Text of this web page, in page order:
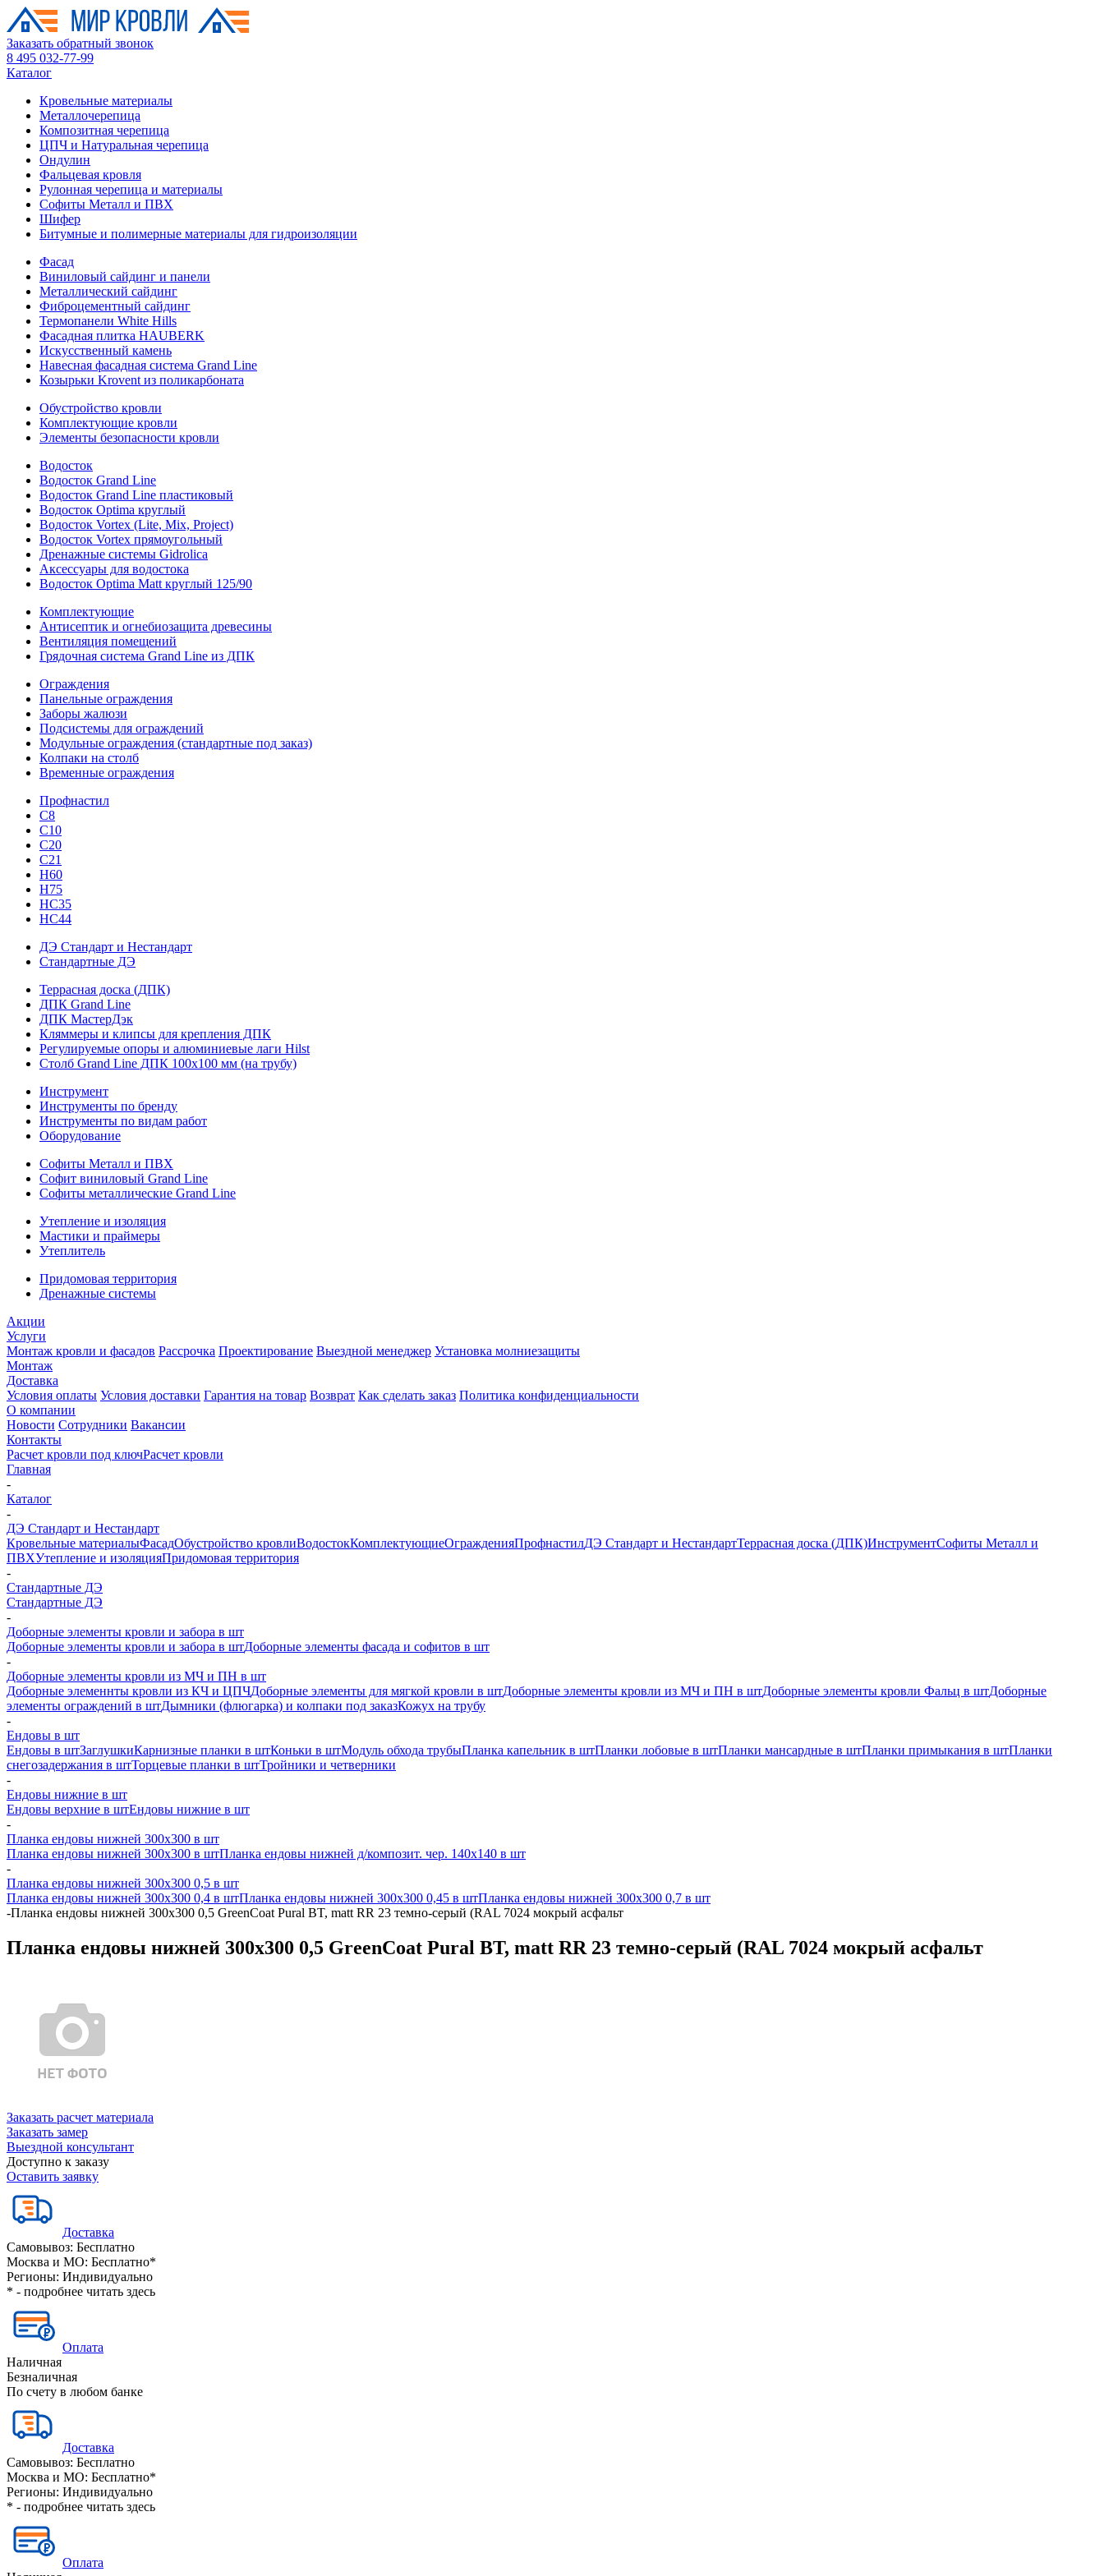
Заказать обратный звонок
8 495 032-77-99
Каталог
Кровельные материалы
Металлочерепица
Композитная черепица
ЦПЧ и Натуральная черепица
Ондулин
Фальцевая кровля
Рулонная черепица и материалы
Софиты Металл и ПВХ
Шифер
Битумные и полимерные материалы для гидроизоляции
Фасад
Виниловый сайдинг и панели
Металлический сайдинг
Фиброцементный сайдинг
Термопанели White Hills
Фасадная плитка HAUBERK
Искусственный камень
Навесная фасадная система Grand Line
Козырьки Krovent из поликарбоната
Обустройство кровли
Комплектующие кровли
Элементы безопасности кровли
Водосток
Водосток Grand Line
Водосток Grand Line пластиковый
Водосток Optima круглый
Водосток Vortex (Lite, Mix, Project)
Водосток Vortex прямоугольный
Дренажные системы Gidrolica
Аксессуары для водостока
Водосток Optima Matt круглый 125/90
Комплектующие
Антисептик и огнебиозащита древесины
Вентиляция помещений
Грядочная система Grand Line из ДПК
Ограждения
Панельные ограждения
Заборы жалюзи
Подсистемы для ограждений
Модульные ограждения (стандартные под заказ)
Колпаки на столб
Временные ограждения
Профнастил
С8
С10
С20
С21
H60
H75
HС35
НС44
ДЭ Стандарт и Нестандарт
Стандартные ДЭ
Террасная доска (ДПК)
ДПК Grand Line
ДПК МастерДэк
Кляммеры и клипсы для крепления ДПК
Регулируемые опоры и алюминиевые лаги Hilst
Столб Grand Line ДПК 100х100 мм (на трубу)
Инструмент
Инструменты по бренду
Инструменты по видам работ
Оборудование
Софиты Металл и ПВХ
Софит виниловый Grand Line
Софиты металлические Grand Line
Утепление и изоляция
Мастики и праймеры
Утеплитель
Придомовая территория
Дренажные системы
Акции
Услуги
Монтаж кровли и фасадов Рассрочка Проектирование Выездной менеджер Установка молниезащиты
Монтаж
Доставка
Условия оплаты Условия доставки Гарантия на товар Возврат Как сделать заказ Политика конфиденциальности
О компании
Новости Сотрудники Вакансии
Контакты
Расчет кровли под ключРасчет кровли
Главная
-
Каталог
-
ДЭ Стандарт и Нестандарт
Кровельные материалыФасадОбустройство кровлиВодостокКомплектующиеОгражденияПрофнастилДЭ Стандарт и НестандартТеррасная доска (ДПК)ИнструментСофиты Металл и
ПВХУтепление и изоляцияПридомовая территория
-
Стандартные ДЭ
Стандартные ДЭ
-
Доборные элементы кровли и забора в шт
Доборные элементы кровли и забора в штДоборные элементы фасада и софитов в шт
-
Доборные элементы кровли из МЧ и ПН в шт
Доборные элеменнты кровли из КЧ и ЦПЧДоборные элементы для мягкой кровли в штДоборные элементы кровли из МЧ и ПН в штДоборные элементы кровли Фальц в штДоборные
элементы ограждений в штДымники (флюгарка) и колпаки под заказКожух на трубу
-
Ендовы в шт
Ендовы в штЗаглушкиКарнизные планки в штКоньки в штМодуль обхода трубыПланка капельник в штПланки лобовые в штПланки мансардные в штПланки примыкания в штПланки
снегозадержания в штТорцевые планки в штТройники и четверники
-
Ендовы нижние в шт
Ендовы верхние в штЕндовы нижние в шт
-
Планка ендовы нижней 300х300 в шт
Планка ендовы нижней 300х300 в штПланка ендовы нижней д/композит. чер. 140х140 в шт
-
Планка ендовы нижней 300х300 0,5 в шт
Планка ендовы нижней 300х300 0,4 в штПланка ендовы нижней 300х300 0,45 в штПланка ендовы нижней 300х300 0,7 в шт
-Планка ендовы нижней 300х300 0,5 GreenCoat Pural BT, matt RR 23 темно-серый (RAL 7024 мокрый асфальт
Планка ендовы нижней 300х300 0,5 GreenCoat Pural BT, matt RR 23 темно-серый (RAL 7024 мокрый асфальт
Заказать расчет материала
Заказать замер
Выездной консультант
Доступно к заказу
Оставить заявку
Доставка
Самовывоз: Бесплатно
Москва и МО: Бесплатно*
Регионы: Индивидуально
* - подробнее читать здесь
Оплата
Наличная
Безналичная
По счету в любом банке
Доставка
Самовывоз: Бесплатно
Москва и МО: Бесплатно*
Регионы: Индивидуально
* - подробнее читать здесь
Оплата